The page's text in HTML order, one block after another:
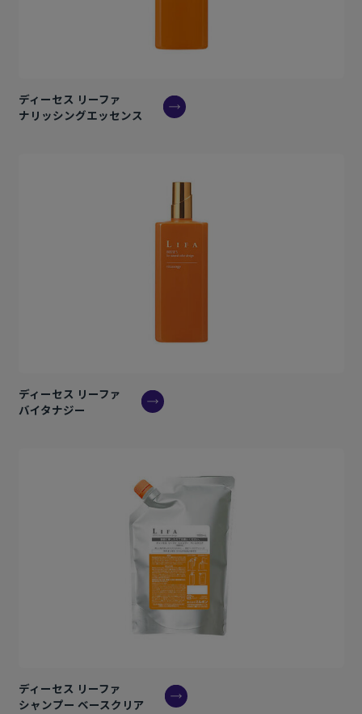
ディーセス リーファ
ナリッシングエッセンス
ディーセス リーファ
バイタナジー
ディーセス リーファ
シャンプー ベースクリア